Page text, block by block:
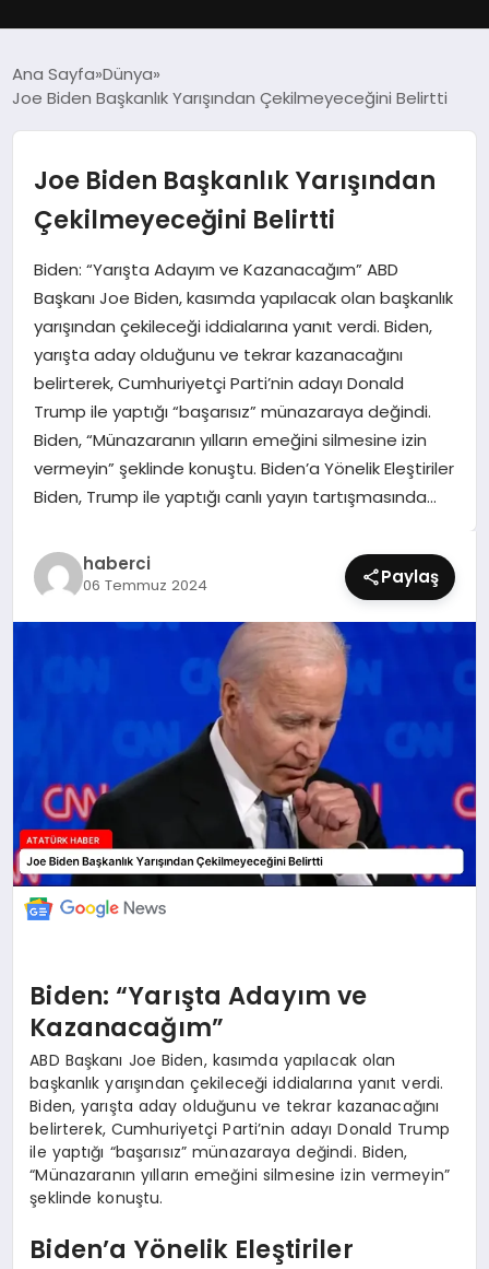
EĞITIM
EKONOMI
MAGAZIN
SAĞLIK
SIYASET
SPOR
TEKNOLOJI
YAŞAM
Ana Sayfa Dünya
Joe Biden Başkanlık Yarışından Çekilmeyeceğini Belirtti
Joe Biden Başkanlık Yarışından
Çekilmeyeceğini Belirtti
Biden: “Yarışta Adayım ve Kazanacağım” ABD
Başkanı Joe Biden, kasımda yapılacak olan başkanlık
yarışından çekileceği iddialarına yanıt verdi. Biden,
yarışta aday olduğunu ve tekrar kazanacağını
belirterek, Cumhuriyetçi Parti’nin adayı Donald
Trump ile yaptığı “başarısız” münazaraya değindi.
Biden, “Münazaranın yılların emeğini silmesine izin
vermeyin” şeklinde konuştu. Biden’a Yönelik Eleştiriler
Biden, Trump ile yaptığı canlı yayın tartışmasında…
haberci
06 Temmuz 2024 Paylaş
Biden: “Yarışta Adayım ve
Kazanacağım”
ABD Başkanı Joe Biden, kasımda yapılacak olan
başkanlık yarışından çekileceği iddialarına yanıt verdi.
Biden, yarışta aday olduğunu ve tekrar kazanacağını
belirterek, Cumhuriyetçi Parti’nin adayı Donald Trump
ile yaptığı “başarısız” münazaraya değindi. Biden,
“Münazaranın yılların emeğini silmesine izin vermeyin”
şeklinde konuştu.
Biden’a Yönelik Eleştiriler